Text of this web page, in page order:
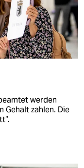
werden
Gehalt zahlen. Die